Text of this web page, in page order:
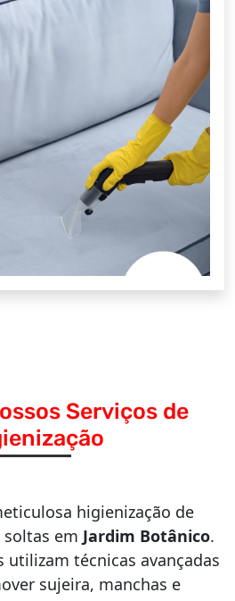
Serviços de
higienização de
em Jardim Botânico.
utilizam técnicas avançadas
sujeira, manchas e